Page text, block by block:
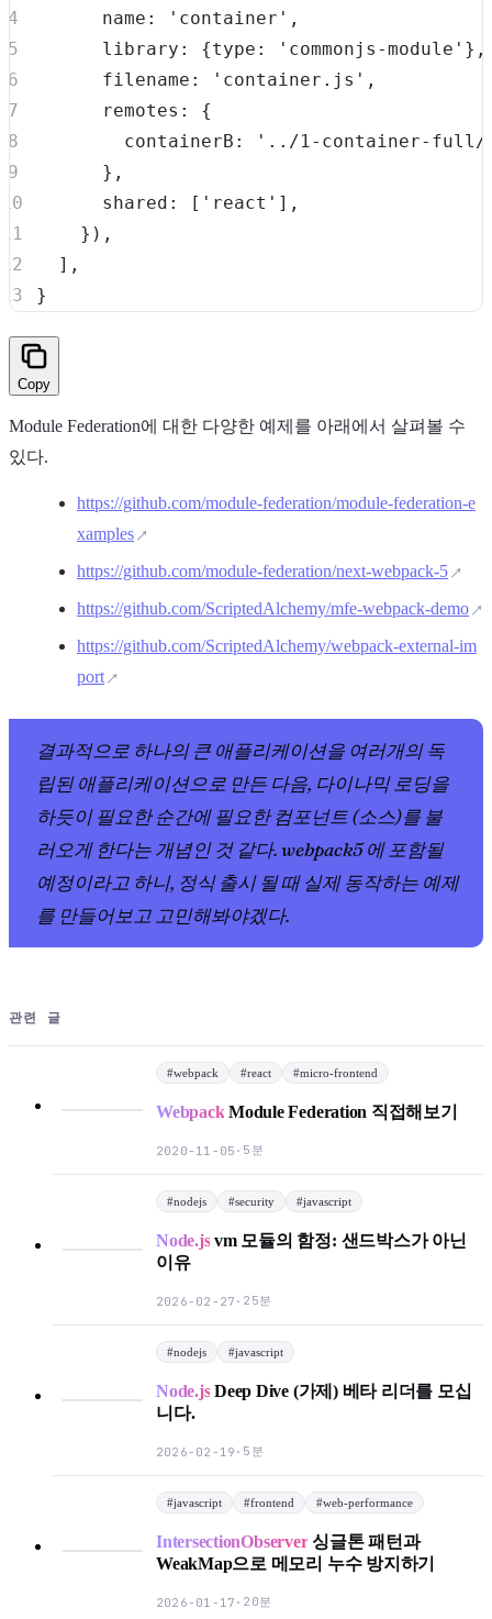
name : 'container' ,
library : {type : 'commonjs-module' } ,
filename : 'container.js' ,
remotes :
{
containerB :
'../1-container-full/
} ,
shared : [ 'react' ] ,
} ) ,
] ,
}
Copy
Module Federation에 대한 다양한 예제를 아래에서 살펴볼 수
있다.
https://github.com/module-federation/module-federation-e
xamples
https://github.com/module-federation/next-webpack-5
https://github.com/ScriptedAlchemy/mfe-webpack-demo
https://github.com/ScriptedAlchemy/webpack-external-im
port
결과적으로 하나의 큰 애플리케이션을 여러개의 독
립된 애플리케이션으로 만든 다음, 다이나믹 로딩을
하듯이 필요한 순간에 필요한 컴포넌트 (소스)를 불
러오게 한다는 개념인 것 같다. webpack5 에 포함될
예정이라고 하니, 정식 출시 될 때 실제 동작하는 예제
를 만들어보고 고민해봐야겠다.
관련 글
#webpack #react #micro-frontend
Webpack Module Federation 직접해보기
2020-11-05 · 5분
#nodejs #security #javascript
Node.js vm 모듈의 함정: 샌드박스가 아닌
이유
2026-02-27 · 25분
#nodejs #javascript
Node.js Deep Dive (가제) 베타 리더를 모십
니다.
2026-02-19 · 5분
#javascript #frontend #web-performance
IntersectionObserver 싱글톤 패턴과
WeakMap으로 메모리 누수 방지하기
2026-01-17 · 20분